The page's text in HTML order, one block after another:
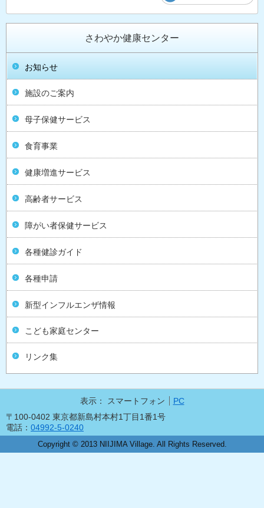
さわやか健康センター
お知らせ
施設のご案内
母子保健サービス
食育事業
健康増進サービス
高齢者サービス
障がい者保健サービス
各種健診ガイド
各種申請
新型インフルエンザ情報
こども家庭センター
リンク集
表示： スマートフォン
PC
〒100-0402 東京都新島村本村1丁目1番1号
電話： 04992-5-0240
Copyright © 2013 NIIJIMA Village. All Rights Reserved.